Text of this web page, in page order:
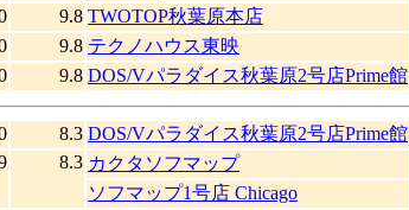
9.8 TWOTOP秋葉原本店
9.8 テクノハウス東映
9.8 DOS/Vパラダイス秋葉原2号店Prime館
8.3 DOS/Vパラダイス秋葉原2号店Prime館
8.3 カクタソフマップ
ソフマップ1号店 Chicago